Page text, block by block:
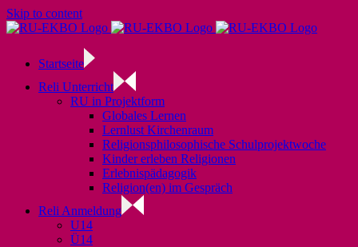
Skip to content
Startseite
Reli Unterricht
RU in Projektform
Globales Lernen
Lernlust Kirchenraum
Religionsphilosophische Schulprojektwoche
Kinder erleben Religionen
Erlebnispädagogik
Religion(en) im Gespräch
Reli Anmeldung
U14
Ü14